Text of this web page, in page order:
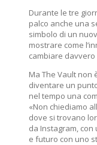
Durante le tre
palco anche una
simbolo di un
mostrare come
cambiare
Ma The Vault non
diventare un
nel tempo una
«Non chiediamo
dove si trovano
da Instagram,
e futuro con uno